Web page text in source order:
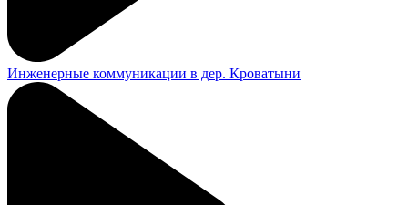
Инженерные коммуникации в дер. Кроватыни